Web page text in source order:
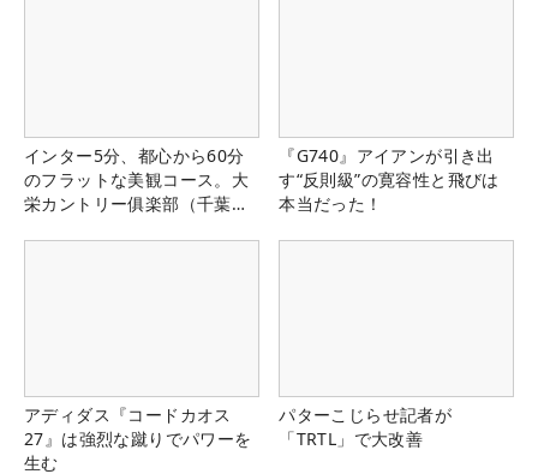
インター5分、都心から60分
のフラットな美観コース。大
栄カントリー俱楽部（千葉
『G740』アイアンが引き出
す“反則級”の寛容性と飛びは
本当だった！
アディダス『コードカオス
27』は強烈な蹴りでパワーを
生む
パターこじらせ記者が
「TRTL」で大改善